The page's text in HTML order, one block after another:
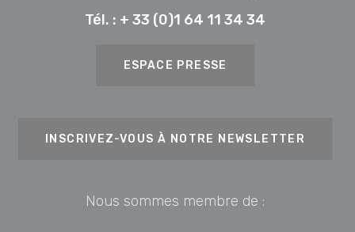
Tél. : + 33 (0)1 64 11 34 34
ESPACE PRESSE
INSCRIVEZ-VOUS À NOTRE NEWSLETTER
Nous sommes membre de :